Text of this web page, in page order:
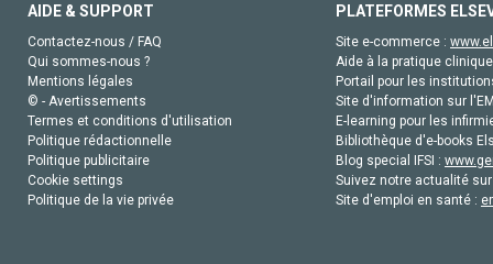
AIDE & SUPPORT
Contactez-nous / FAQ
Qui sommes-nous ?
Mentions légales
© - Avertissements
Termes et conditions d'utilisation
Politique rédactionnelle
Politique publicitaire
Cookie settings
Politique de la vie privée
PLATEFORMES
Site e-commerce :
Aide à la pratique
Portail pour les
Site d'information sur
E-learning pour les
Bibliothèque d'e-books
Blog special IFSI :
Suivez notre actualité
Site d'emploi en santé :